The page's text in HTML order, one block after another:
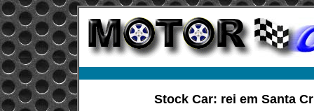
Stock Car: rei em Santa